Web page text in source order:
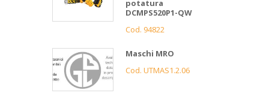
potatura
DCMPS520P1-QW
Cod. 94822
Maschi MRO
Cod. UTMAS1.2.06